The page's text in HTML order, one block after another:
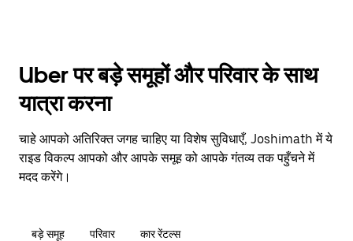
Uber पर बड़े समूहों और परिवार के साथ
यात्रा करना
चाहे आपको अतिरिक्त जगह चाहिए या विशेष सुविधाएँ, Joshimath में ये
राइड विकल्प आपको और आपके समूह को आपके गंतव्य तक पहुँचने में
मदद करेंगे।
बड़े समूह परिवार कार रेंटल्स